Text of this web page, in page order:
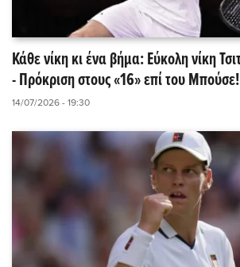
Κάθε νίκη κι ένα βήμα: Εύκολη νίκη
- Πρόκριση στους «16» επί του
14/07/2026 - 19:30